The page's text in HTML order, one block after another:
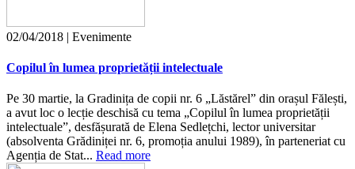
02/04/2018 | Evenimente
Copilul în lumea proprietății intelectuale
Pe 30 martie, la Gradinița de copii nr. 6 „Lăstărel” din orașul Fălești,
a avut loc o lecție deschisă cu tema „Copilul în lumea proprietății
intelectuale”, desfășurată de Elena Sedlețchi, lector universitar
(absolventa Grădiniței nr. 6, promoția anului 1989), în parteneriat cu
Agenția de Stat... Read more